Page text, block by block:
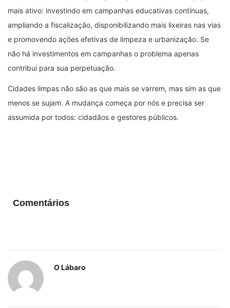
mais ativo: investindo em campanhas educativas contínuas,
ampliando a fiscalização, disponibilizando mais lixeiras nas vias
e promovendo ações efetivas de limpeza e urbanização. Se
não há investimentos em campanhas o problema apenas
contribui para sua perpetuação.
Cidades limpas não são as que mais se varrem, mas sim as que
menos se sujam. A mudança começa por nós e precisa ser
assumida por todos: cidadãos e gestores públicos.
Comentários
O Lábaro